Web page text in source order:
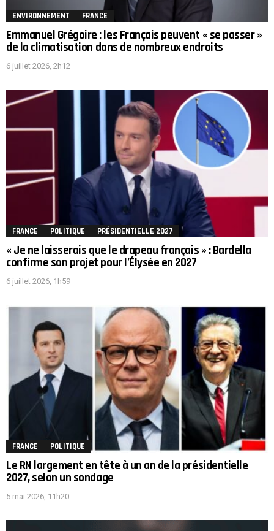
ENVIRONNEMENT FRANCE
Emmanuel Grégoire : les Français peuvent « se passer »
de la climatisation dans de nombreux endroits
6 juillet 2026, 2h12
FRANCE POLITIQUE PRÉSIDENTIELLE 2027
« Je ne laisserais que le drapeau français » : Bardella
confirme son projet pour l’Élysée en 2027
6 juillet 2026, 1h59
FRANCE POLITIQUE
Le RN largement en tête à un an de la présidentielle
2027, selon un sondage
5 mai 2026, 11h20